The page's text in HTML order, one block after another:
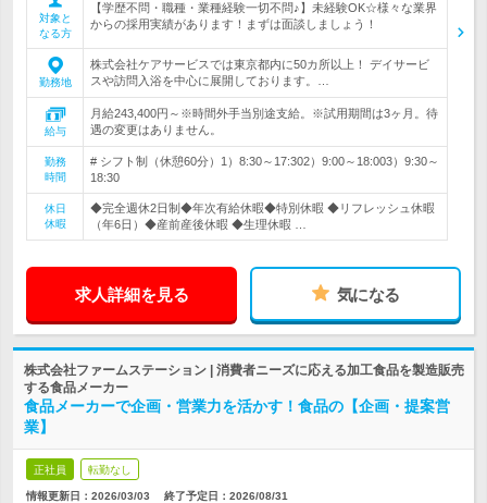
対象と
なる方
【学歴不問・職種・業種経験一切不問♪】未経験OK☆様々な業界
からの採用実績があります！まずは面談しましょう！
勤務地
株式会社ケアサービスでは東京都内に50カ所以上！ デイサービ
スや訪問入浴を中心に展開しております。…
給与
月給243,400円～※時間外手当別途支給。※試用期間は3ヶ月。待
遇の変更はありません。
勤務
時間
# シフト制（休憩60分）1）8:30～17:302）9:00～18:003）9:30～
18:30
休日
休暇
◆完全週休2日制◆年次有給休暇◆特別休暇 ◆リフレッシュ休暇
（年6日）◆産前産後休暇 ◆生理休暇 …
求人詳細を見る 気になる
株式会社ファームステーション | 消費者ニーズに応える加工食品を製造販売
する食品メーカー
食品メーカーで企画・営業力を活かす！食品の【企画・提案営
業】
正社員 転勤なし
情報更新日：2026/03/03 終了予定日： 2026/08/31